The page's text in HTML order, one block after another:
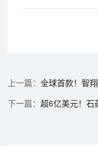
全球首款！智
超6亿美元！石药